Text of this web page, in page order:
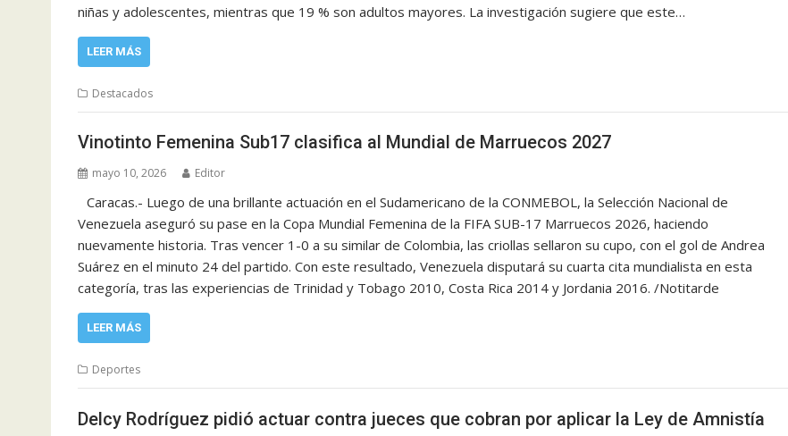
niñas y adolescentes, mientras que 19 % son adultos mayores. La investigación sugiere que este…
LEER MÁS
Destacados
Vinotinto Femenina Sub17 clasifica al Mundial de Marruecos 2027
mayo 10, 2026 Editor
Caracas.- Luego de una brillante actuación en el Sudamericano de la CONMEBOL, la Selección Nacional de
Venezuela aseguró su pase en la Copa Mundial Femenina de la FIFA SUB-17 Marruecos 2026, haciendo
nuevamente historia. Tras vencer 1-0 a su similar de Colombia, las criollas sellaron su cupo, con el gol de Andrea
Suárez en el minuto 24 del partido. Con este resultado, Venezuela disputará su cuarta cita mundialista en esta
categoría, tras las experiencias de Trinidad y Tobago 2010, Costa Rica 2014 y Jordania 2016. /Notitarde
LEER MÁS
Deportes
Delcy Rodríguez pidió actuar contra jueces que cobran por aplicar la Ley de Amnistía